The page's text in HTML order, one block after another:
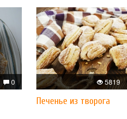
0 5819
Печенье из творога